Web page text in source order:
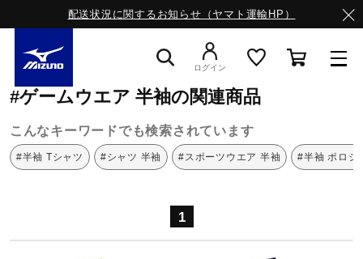
配送状況に関するお知らせ（ヤマト運輸HP）
ライフスタイルウエア
ログイン
ミズノ公式オンライン
#ゲームウエア 半袖の関連商品
こんなキーワードでも検索されています
#半袖 Tシャツ #シャツ 半袖 #スポーツウエア 半袖 #半袖 ポロシ
1